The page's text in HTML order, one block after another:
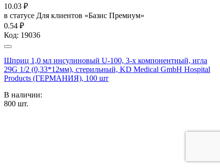
10.03 ₽
в статусе Для клиентов «Базис Премиум»
0.54 ₽
Код: 19036
Шприц 1,0 мл инсулиновый U-100, 3-х компонентный, игла
29G 1/2 (0,33*12мм), стерильный, KD Medical GmbH Hospital
Products (ГЕРМАНИЯ), 100 шт
В наличии:
800 шт.